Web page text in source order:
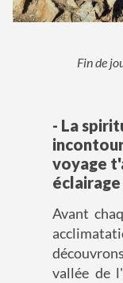
Fin de
- La
voyage
Avant
vallée de